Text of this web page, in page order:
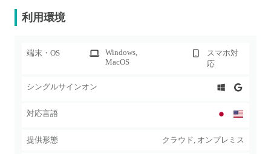
利用環境
端末・OS Windows,
MacOS
スマホ対
応
シングルサインオン
対応言語
提供形態 クラウド, オンプレミス